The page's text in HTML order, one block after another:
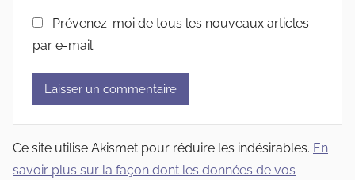
Prévenez-moi de tous les nouveaux articles
par e-mail.
Ce site utilise Akismet pour réduire les indésirables. En
savoir plus sur la façon dont les données de vos